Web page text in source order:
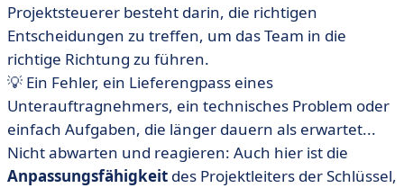
Projektsteuerer besteht darin, die richtigen
Entscheidungen zu treffen, um das Team in die
richtige Richtung zu führen.
💡 Ein Fehler, ein Lieferengpass eines
Unterauftragnehmers, ein technisches Problem oder
einfach Aufgaben, die länger dauern als erwartet...
Nicht abwarten und reagieren: Auch hier ist die
Anpassungsfähigkeit des Projektleiters der Schlüssel,